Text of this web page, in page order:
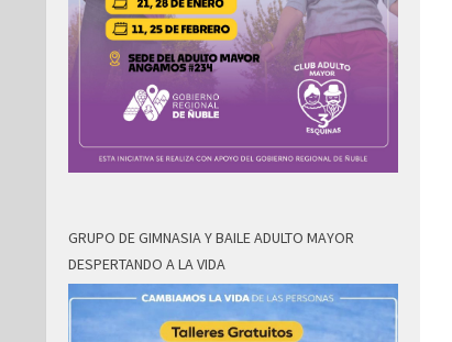
GRUPO DE GIMNASIA Y BAILE ADULTO MAYOR
DESPERTANDO A LA VIDA